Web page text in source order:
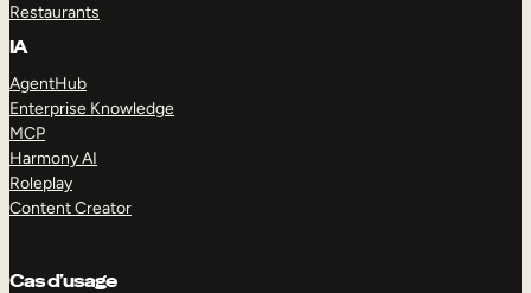
Restaurants
IA
AgentHub
Enterprise Knowledge
MCP
Harmony AI
Roleplay
Content Creator
Cas d’usage